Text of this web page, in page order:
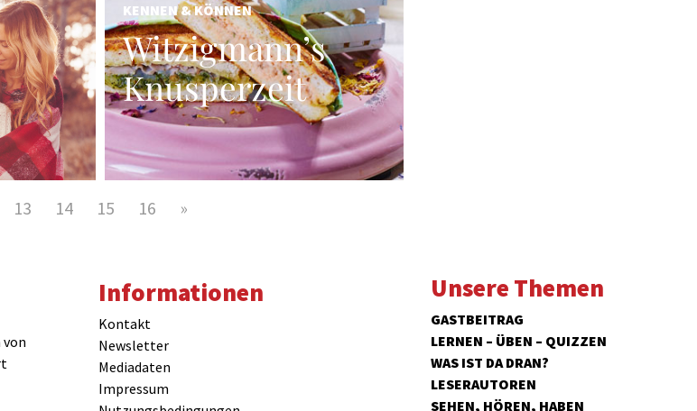
KENNEN & KÖNNEN
Witzigmann’s
Knusperzeit
13 14 15 16 »
Informationen
Kontakt
Newsletter
Mediadaten
Impressum
Unsere Themen
GASTBEITRAG
LERNEN – ÜBEN – QUIZZEN
WAS IST DA DRAN?
LESERAUTOREN
SEHEN, HÖREN, HABEN